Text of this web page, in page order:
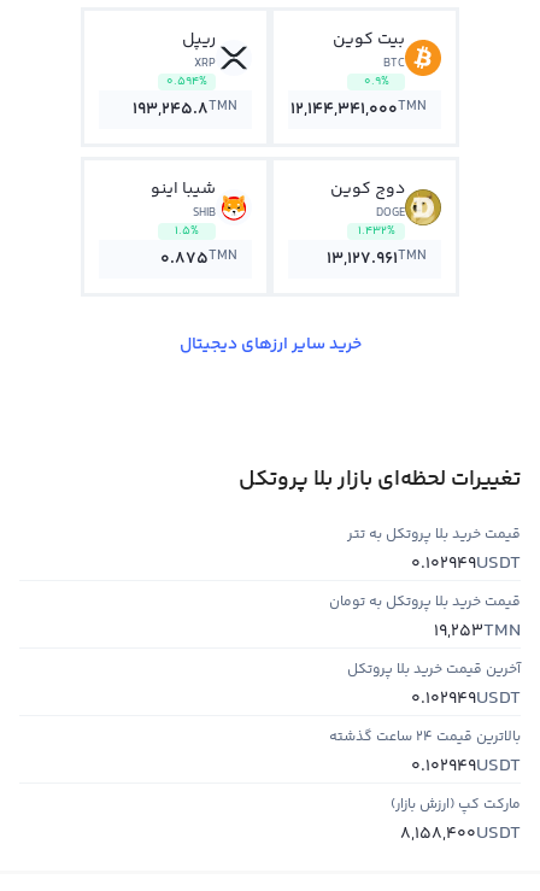
بیت کوین
BTC
0.9%
12,144,341,000TMN
ریپل
XRP
0.594%
193,245.8TMN
دوج کوین
DOGE
1.432%
13,127.961TMN
شیبا اینو
SHIB
1.5%
0.875TMN
خرید سایر ارزهای دیجیتال
تغییرات لحظه‌ای بازار بلا پروتکل
قیمت خرید بلا پروتکل به تتر
USDT
0.102949
قیمت خرید بلا پروتکل به تومان
TMN
19,253
آخرین قیمت خرید بلا پروتکل
USDT
0.102949
بالاترین قیمت ۲۴ ساعت گذشته
USDT
0.102949
مارکت کپ (ارزش بازار)
USDT
8,158,400